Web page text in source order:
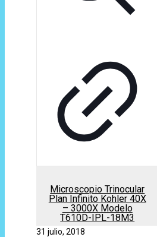
Microscopio Trinocular
Plan Infinito Kohler 40X
– 3000X Modelo
T610D-IPL-18M3
31 julio, 2018